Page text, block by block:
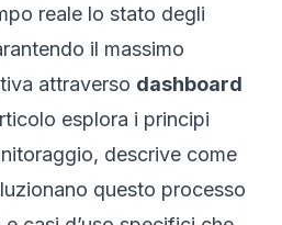
reale lo stato degli
il massimo
attraverso dashboard
esplora i principi
descrive come
questo processo